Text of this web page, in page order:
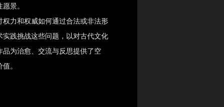
景。
力和权威如何通过合法或非法形
践挑战这些问题，以对古代文化
为治愈、交流与反思提供了空
。